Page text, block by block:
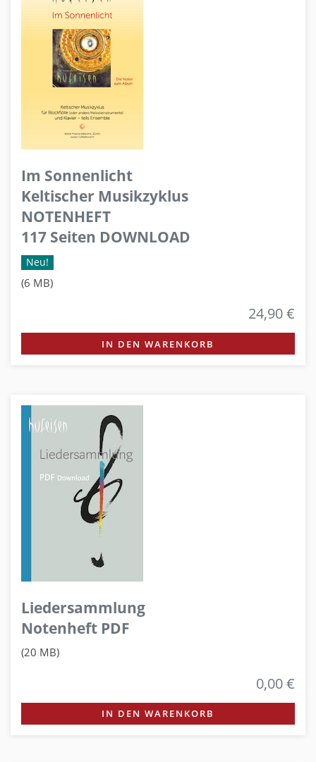
Im Sonnenlicht
Keltischer Musikzyklus
NOTENHEFT
117 Seiten DOWNLOAD
Neu!
(6 MB)
24,90 €
IN DEN WARENKORB
Liedersammlung
Notenheft PDF
(20 MB)
0,00 €
IN DEN WARENKORB